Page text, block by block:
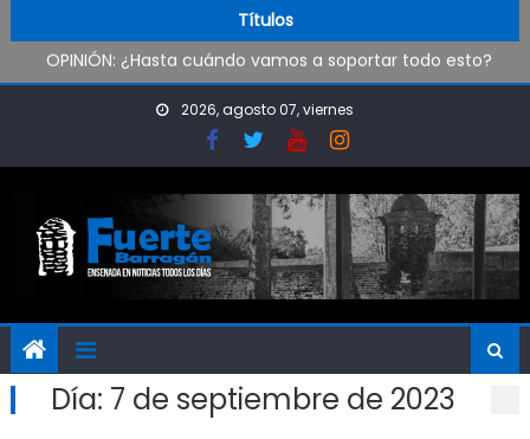
Títulos
OPINIÓN: ¿Hasta cuándo vamos a soportar todo esto?
Oxbow Argentina brindó talleres de empleabilidad a
estudiantes de escuelas técnicas de Ensenada y Berisso
Oportunidad para ingresar a la Policía Bonaerense
2026, agosto 07, viernes
Día: 7 de septiembre de 2023